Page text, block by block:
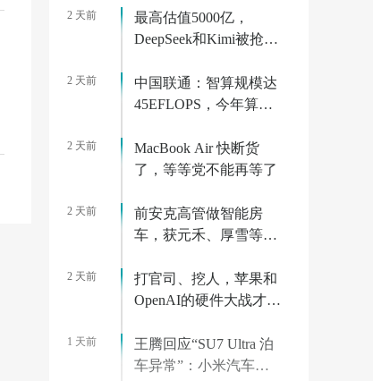
2 天前
最高估值5000亿，
DeepSeek和Kimi被抢疯
2 天前
中国联通：智算规模达
45EFLOPS，今年算力
2 天前
MacBook Air 快断货
了，等等党不能再等了
2 天前
前安克高管做智能房
车，获元禾、厚雪等超
2027年初量产｜硬氪首
发
2 天前
打官司、挖人，苹果和
OpenAI的硬件大战才刚
1 天前
王腾回应“SU7 Ultra 泊
车异常”：小米汽车已